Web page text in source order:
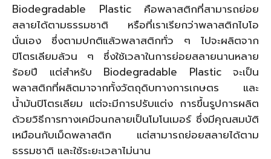
Biodegradable Plastic คือพลาสติกที่สามารถย่อย
สลายได้ตามธรรมชาติ หรือที่เราเรียกว่าพลาสติกไบโอ
นั่นเอง ซึ่งตามปกติแล้วพลาสติกทั่ว ๆ ไปจะผลิตจาก
ปิโตรเลียมล้วน ๆ ซึ่งใช้เวลาในการย่อยสลายนานหลาย
ร้อยปี แต่สำหรับ Biodegradable Plastic จะเป็น
พลาสติกที่ผลิตมาจากทั้งวัตถุดิบทางการเกษตร และ
น้ำมันปิโตรเลียม แต่จะมีการปรับแต่ง การขึ้นรูปการผลิต
ด้วยวิธีการทางเคมีจนกลายเป็นโมโนเมอร์ ซึ่งมีคุณสมบัติ
เหมือนกับเม็ดพลาสติก แต่สามารถย่อยสลายได้ตาม
ธรรมชาติ และใช้ระยะเวลาไม่นาน